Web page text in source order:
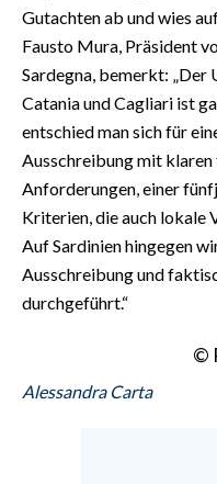
Gutachten ab und wies
Fausto Mura, Präsident
Sardegna, bemerkt: „Der
Catania und Cagliari ist
entschied man sich für
Ausschreibung mit klaren
Anforderungen, einer
Kriterien, die auch lokale
Auf Sardinien hingegen
Ausschreibung und
durchgeführt.“
©
Alessandra Carta